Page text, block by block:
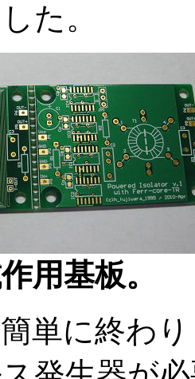
た。
用基板。
単に終わ